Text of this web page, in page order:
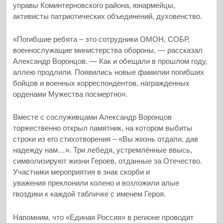
управы Коминтерновского района, юнармейцы,
активисты патриотических объединений, духовенство.
«Погибшие ребята – это сотрудники ОМОН, СОБР,
военнослужащие министерства обороны, — рассказал
Александр Воронцов. — Как и обещали в прошлом году,
аллею продлили. Появились новые фамилии погибших
бойцов и военных корреспондентов, награжденных
орденами Мужества посмертно».
Вместе с сослуживцами Александр Воронцов
торжественно открыл памятник, на котором выбиты
строки из его стихотворения – «Вы жизнь отдали, дав
надежду нам…». Три лебедя, устремлённые ввысь,
символизируют жизни Героев, отданные за Отечество.
Участники мероприятия в знак скорби и
уважения преклонили колено и возложили алые
гвоздики к каждой табличке с именем Героя.
Напомним, что «Единая Россия» в регионе проводит